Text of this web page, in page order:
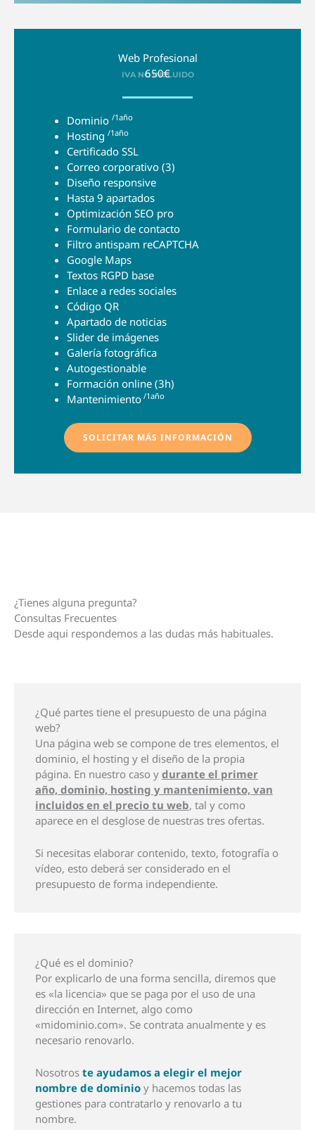
Web Profesional
650€
IVA NO INCLUIDO
Dominio /1año
Hosting /1año
Certificado SSL
Correo corporativo (3)
Diseño responsive
Hasta 9 apartados
Optimización SEO pro
Formulario de contacto
Filtro antispam reCAPTCHA
Google Maps
Textos RGPD base
Enlace a redes sociales
Código QR
Apartado de noticias
Slider de imágenes
Galería fotográfica
Autogestionable
Formación online (3h)
Mantenimiento /1año
SOLICITAR MÁS INFORMACIÓN
¿Tienes alguna pregunta?
Consultas Frecuentes
Desde aqui respondemos a las dudas más habituales.
¿Qué partes tiene el presupuesto de una página
web?
Una página web se compone de tres elementos, el
dominio, el hosting y el diseño de la propia
página. En nuestro caso y durante el primer
año, dominio, hosting y mantenimiento, van
incluidos en el precio tu web, tal y como
aparece en el desglose de nuestras tres ofertas.
Si necesitas elaborar contenido, texto, fotografía o
vídeo, esto deberá ser considerado en el
presupuesto de forma independiente.
¿Qué es el dominio?
Por explicarlo de una forma sencilla, diremos que
es «la licencia» que se paga por el uso de una
dirección en Internet, algo como
«midominio.com». Se contrata anualmente y es
necesario renovarlo.
Nosotros te ayudamos a elegir el mejor
nombre de dominio y hacemos todas las
gestiones para contratarlo y renovarlo a tu
nombre.